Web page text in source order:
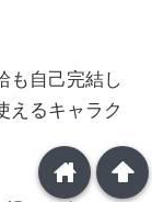
も自己完結し
えるキャラク
arrowup
home